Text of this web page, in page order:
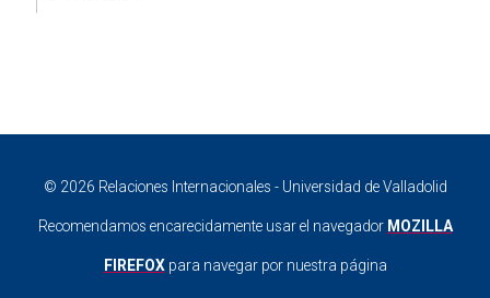
© 2026 Relaciones Internacionales - Universidad de Valladolid
Recomendamos encarecidamente usar el navegador MOZILLA
FIREFOXpara navegar por nuestra página